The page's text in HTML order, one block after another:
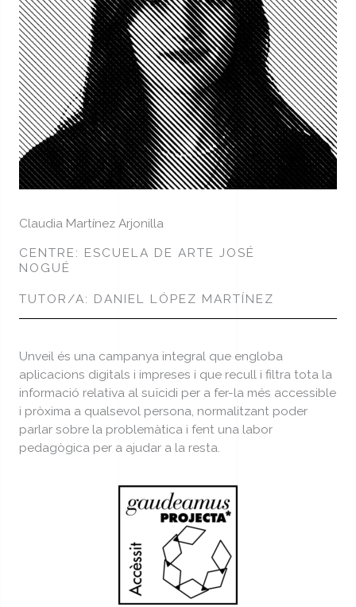
Claudia Martínez Arjonilla
CENTRE: ESCUELA DE ARTE JOSÉ
NOGUÉ
TUTOR/A: DANIEL LÓPEZ MARTÍNEZ
Unveil és una campanya integral que engloba
aplicacions digitals i impreses i que recull i filtra tota la
informació relativa al suïcidi per a fer-la més accessible
i pròxima a qualsevol persona, normalitzant poder
parlar sobre la problemàtica i fent una labor
pedagògica per a ajudar a la resta.